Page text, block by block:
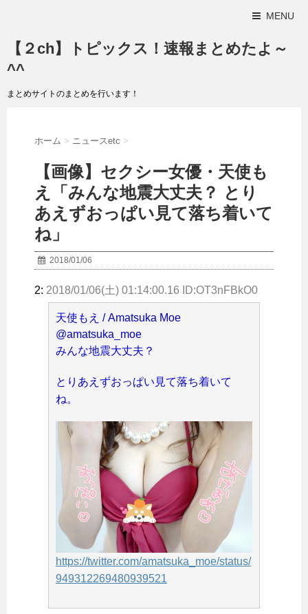
MENU
【２ch】トピックス！速報まとめたよ～
^^
まとめサイトのまとめを行います！
ホーム > ニュースetc >
【画像】セクシー女優・天使も
え「みんな地震大丈夫？ とり
あえずおっぱい見て落ち着いて
ね」
2018/01/06
2: 2018/01/06(土) 01:14:00.16 ID:OT3nFBkO0
天使もえ / Amatsuka Moe
@amatsuka_moe
みんな地震大丈夫？
とりあえずおっぱい見て落ち着いて
ね。
https://twitter.com/amatsuka_moe/status/
949312269480939521